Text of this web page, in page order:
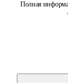
Полная